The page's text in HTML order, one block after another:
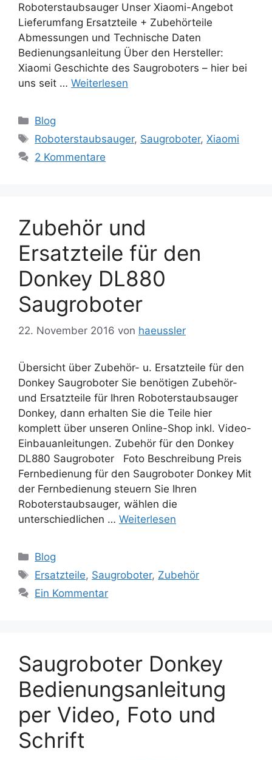
Roboterstaubsauger Unser Xiaomi-Angebot
Lieferumfang Ersatzteile + Zubehörteile
Abmessungen und Technische Daten
Bedienungsanleitung Über den Hersteller:
Xiaomi Geschichte des Saugroboters – hier bei
uns seit … Weiterlesen
Kategorien
Blog
Schlagwörter
Roboterstaubsauger, Saugroboter,Xiaomi
2 Kommentare
Zubehör und
Ersatzteile für den
Donkey DL880
Saugroboter
22. November 2016 von haeussler
Übersicht über Zubehör- u. Ersatzteile für den
Donkey Saugroboter Sie benötigen Zubehör-
und Ersatzteile für Ihren Roboterstaubsauger
Donkey, dann erhalten Sie die Teile hier
komplett über unseren Online-Shop inkl. Video-
Einbauanleitungen. Zubehör für den Donkey
DL880 Saugroboter Foto Beschreibung Preis
Fernbedienung für den Saugroboter Donkey Mit
der Fernbedienung steuern Sie Ihren
Roboterstaubsauger, wählen die
unterschiedlichen … Weiterlesen
Kategorien
Blog
Schlagwörter
Ersatzteile, Saugroboter, Zubehör
Ein Kommentar
Saugroboter Donkey
Bedienungsanleitung
per Video, Foto und
Schrift